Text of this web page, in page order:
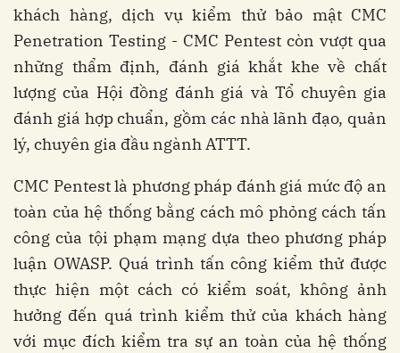
khách hàng, dịch vụ kiểm thử bảo mật CMC
Penetration Testing - CMC Pentest còn vượt qua
những thẩm định, đánh giá khắt khe về chất
lượng của Hội đồng đánh giá và Tổ chuyên gia
đánh giá hợp chuẩn, gồm các nhà lãnh đạo, quản
lý, chuyên gia đầu ngành ATTT.
CMC Pentest là phương pháp đánh giá mức độ an
toàn của hệ thống bằng cách mô phỏng cách tấn
công của tội phạm mạng dựa theo phương pháp
luận OWASP. Quá trình tấn công kiểm thử được
thực hiện một cách có kiểm soát, không ảnh
hưởng đến quá trình kiểm thử của khách hàng
với mục đích kiểm tra sự an toàn của hệ thống